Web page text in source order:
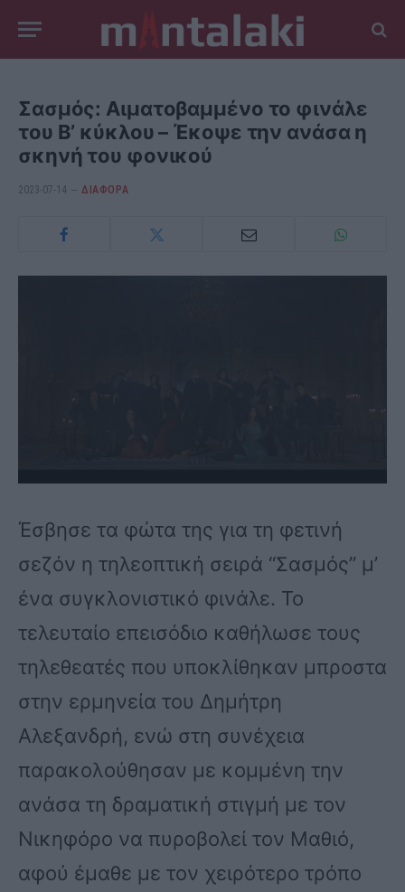
Σασμός: Αιματοβαμμένο το φινάλε
του Β’ κύκλου – Έκοψε την ανάσα η
σκηνή του φονικού
2023-07-14 ΔΙΆΦΟΡΑ
Έσβησε τα φώτα της για τη φετινή
σεζόν η τηλεοπτική σειρά “Σασμός” μ’
ένα συγκλονιστικό φινάλε. Το
τελευταίο επεισόδιο καθήλωσε τους
τηλεθεατές που υποκλίθηκαν μπροστα
στην ερμηνεία του Δημήτρη
Αλεξανδρή, ενώ στη συνέχεια
παρακολούθησαν με κομμένη την
ανάσα τη δραματική στιγμή με τον
Νικηφόρο να πυροβολεί τον Μαθιό,
αφού έμαθε με τον χειρότερο τρόπο